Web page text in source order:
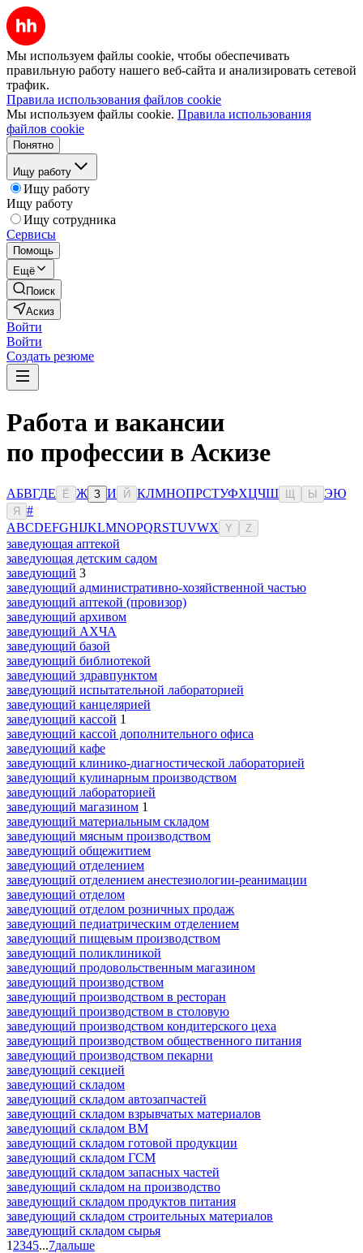
Мы используем файлы cookie, чтобы обеспечивать
правильную работу нашего веб-сайта и анализировать сетевой
трафик.
Правила использования файлов cookie
Мы используем файлы cookie. Правила использования
файлов cookie
Понятно
Ищу работу
Ищу работу
Ищу работу
Ищу сотрудника
Сервисы
Помощь
Ещё
Поиск
Аскиз
Войти
Войти
Создать резюме
Работа и вакансии
по профессии в Аскизе
АБВГДЕ Ё Ж З И Й КЛМНОПРСТУФХЦЧШ Ы ЭЮ
Я
#
ABCDEFGHIJKLMNOPQRSTUVWX Y Z
заведующая аптекой
заведующая детским садом
заведующий 3
заведующий административно-хозяйственной частью
заведующий аптекой (провизор)
заведующий архивом
заведующий АХЧА
заведующий базой
заведующий библиотекой
заведующий здравпунктом
заведующий испытательной лабораторией
заведующий канцелярией
заведующий кассой 1
заведующий кассой дополнительного офиса
заведующий кафе
заведующий клинико-диагностической лабораторией
заведующий кулинарным производством
заведующий лабораторией
заведующий магазином 1
заведующий материальным складом
заведующий мясным производством
заведующий общежитием
заведующий отделением
заведующий отделением анестезиологии-реанимации
заведующий отделом
заведующий отделом розничных продаж
заведующий педиатрическим отделением
заведующий пищевым производством
заведующий поликлиникой
заведующий продовольственным магазином
заведующий производством
заведующий производством в ресторан
заведующий производством в столовую
заведующий производством кондитерского цеха
заведующий производством общественного питания
заведующий производством пекарни
заведующий секцией
заведующий складом
заведующий складом автозапчастей
заведующий складом взрывчатых материалов
заведующий складом ВМ
заведующий складом готовой продукции
заведующий складом ГСМ
заведующий складом запасных частей
заведующий складом на производство
заведующий складом продуктов питания
заведующий складом строительных материалов
заведующий складом сырья
1 2345...7дальше